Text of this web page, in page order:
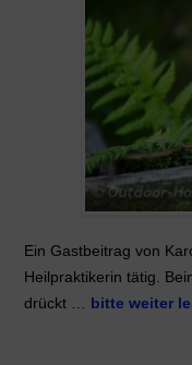
Ein Gastbeitrag von
Heilpraktikerin tätig.
drückt … bitte weiter